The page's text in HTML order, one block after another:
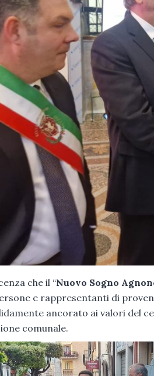
che il “Nuovo Sogno
e rappresentanti di
ancorato ai valori del
comunale.